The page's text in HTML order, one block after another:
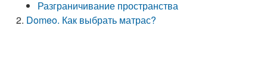
Разграничивание пространства
Domeo. Как выбрать матрас?